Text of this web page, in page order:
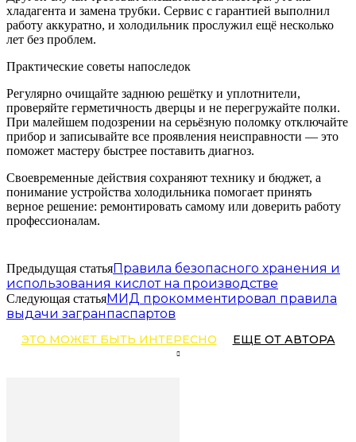
хладагента и замена трубки. Сервис с гарантией выполнил
работу аккуратно, и холодильник прослужил ещё несколько
лет без проблем.
Практические советы напоследок
Регулярно очищайте заднюю решётку и уплотнители,
проверяйте герметичность дверцы и не перегружайте полки.
При малейшем подозрении на серьёзную поломку отключайте
прибор и записывайте все проявления неисправности — это
поможет мастеру быстрее поставить диагноз.
Своевременные действия сохраняют технику и бюджет, а
понимание устройства холодильника помогает принять
верное решение: ремонтировать самому или доверить работу
профессионалам.
Предыдущая статьяПравила безопасного хранения и
использования кислот на производстве
Следующая статьяМИД прокомментировал правила
выдачи загранпаспартов
ЭТО МОЖЕТ БЫТЬ ИНТЕРЕСНО ЕЩЕ ОТ АВТОРА